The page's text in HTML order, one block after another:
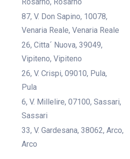
87, V. Don Sapino, 10078,
Venaria Reale, Venaria Reale
26, Citta´ Nuova, 39049,
Vipiteno, Vipiteno
26, V. Crispi, 09010, Pula,
Pula
6, V. Millelire, 07100, Sassari,
Sassari
33, V. Gardesana, 38062, Arco,
Arco